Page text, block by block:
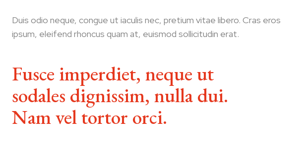
Duis odio neque, congue ut iaculis nec, pretium vitae libero. Cras eros
ipsum, eleifend rhoncus quam at, euismod sollicitudin erat.
Fusce imperdiet, neque ut
sodales dignissim, nulla dui.
Nam vel tortor orci.